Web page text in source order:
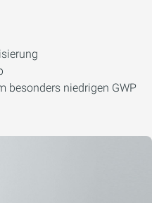
besonders niedrigen GWP